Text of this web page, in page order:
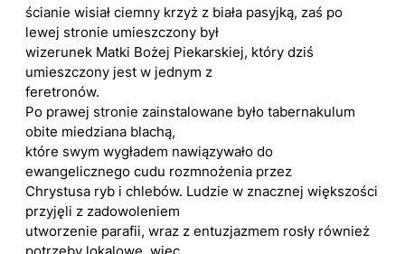
ścianie wisiał ciemny krzyż z biała pasyjką, zaś po
lewej stronie umieszczony był
wizerunek Matki Bożej Piekarskiej, który dziś
umieszczony jest w jednym z
feretronów.
Po prawej stronie zainstalowane było tabernakulum
obite miedziana blachą,
które swym wygładem nawiązywało do
ewangelicznego cudu rozmnożenia przez
Chrystusa ryb i chlebów. Ludzie w znacznej większości
przyjęli z zadowoleniem
utworzenie parafii, wraz z entuzjazmem rosły również